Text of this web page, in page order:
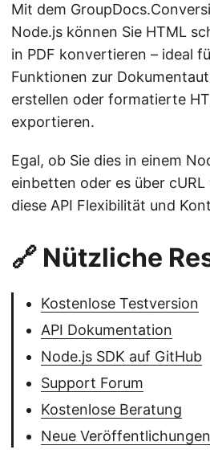
Mit dem
Node.js können Sie HTML
in PDF konvertieren – ideal
Funktionen zur
erstellen oder formatierte
exportieren.
Egal, ob Sie dies in einem
einbetten oder es über
diese API Flexibilität und
🔗 Nützliche
Kostenlose Testversion
API Dokumentation
Node.js SDK auf GitHub
Support Forum
Kostenlose Beratung
Neue Veröffentlichungen